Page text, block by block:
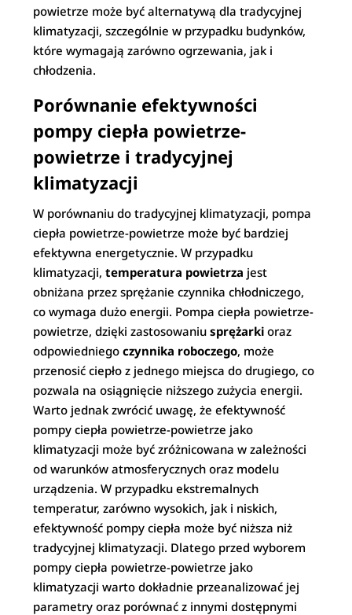
powietrze może być alternatywą dla tradycyjnej
klimatyzacji, szczególnie w przypadku budynków,
które wymagają zarówno ogrzewania, jak i
chłodzenia.
Porównanie efektywności
pompy ciepła powietrze-
powietrze i tradycyjnej
klimatyzacji
W porównaniu do tradycyjnej klimatyzacji, pompa
ciepła powietrze-powietrze może być bardziej
efektywna energetycznie. W przypadku
klimatyzacji,temperatura powietrza jest
obniżana przez sprężanie czynnika chłodniczego,
co wymaga dużo energii. Pompa ciepła powietrze-
powietrze, dzięki zastosowaniusprężarki oraz
odpowiedniegoczynnika roboczego, może
przenosić ciepło z jednego miejsca do drugiego, co
pozwala na osiągnięcie niższego zużycia energii.
Warto jednak zwrócić uwagę, że efektywność
pompy ciepła powietrze-powietrze jako
klimatyzacji może być zróżnicowana w zależności
od warunków atmosferycznych oraz modelu
urządzenia. W przypadku ekstremalnych
temperatur, zarówno wysokich, jak i niskich,
efektywność pompy ciepła może być niższa niż
tradycyjnej klimatyzacji. Dlatego przed wyborem
pompy ciepła powietrze-powietrze jako
klimatyzacji warto dokładnie przeanalizować jej
parametry oraz porównać z innymi dostępnymi